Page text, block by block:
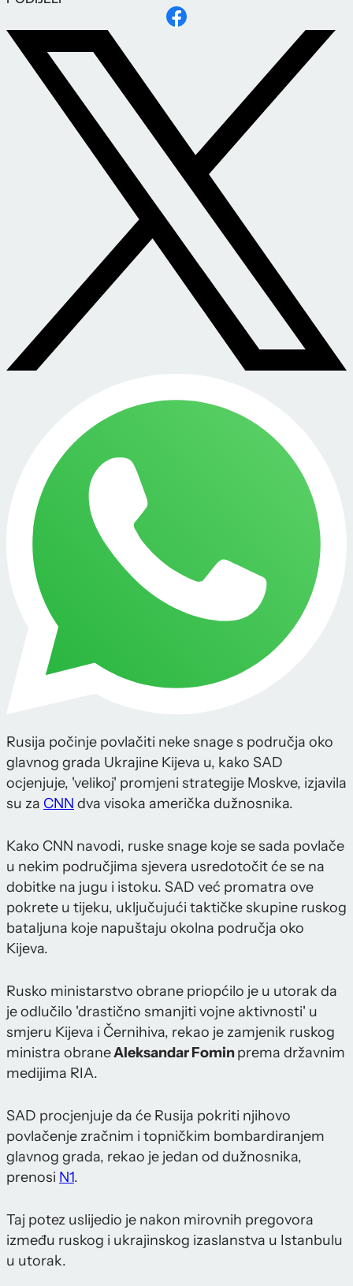
Rusija počinje povlačiti neke snage s područja oko
glavnog grada Ukrajine Kijeva u, kako SAD
ocjenjuje, 'velikoj' promjeni strategije Moskve, izjavila
su za CNN dva visoka američka dužnosnika.
Kako CNN navodi, ruske snage koje se sada povlače
u nekim područjima sjevera usredotočit će se na
dobitke na jugu i istoku. SAD već promatra ove
pokrete u tijeku, uključujući taktičke skupine ruskog
bataljuna koje napuštaju okolna područja oko
Kijeva.
Rusko ministarstvo obrane priopćilo je u utorak da
je odlučilo 'drastično smanjiti vojne aktivnosti' u
smjeru Kijeva i Černihiva, rekao je zamjenik ruskog
ministra obraneAleksandar Fominprema državnim
medijima RIA.
SAD procjenjuje da će Rusija pokriti njihovo
povlačenje zračnim i topničkim bombardiranjem
glavnog grada, rekao je jedan od dužnosnika,
prenosi N1.
Taj potez uslijedio je nakon mirovnih pregovora
između ruskog i ukrajinskog izaslanstva u Istanbulu
u utorak.